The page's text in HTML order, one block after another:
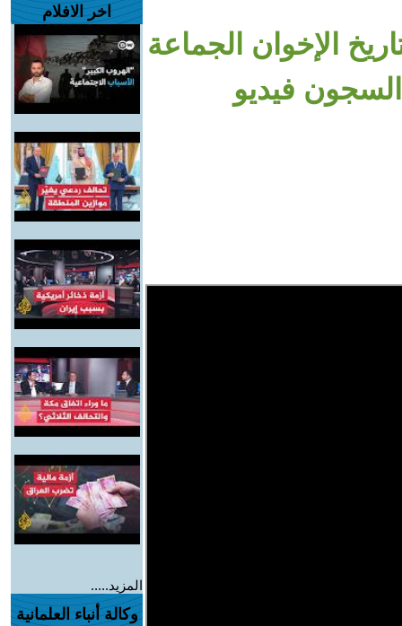
الإخوان الجماعة
فيديو
اخر الافلام
المزيد.....
وكالة أنباء العلمانية